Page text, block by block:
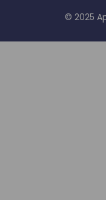
© 2025